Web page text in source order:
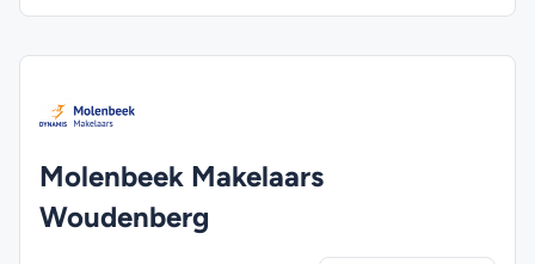
Molenbeek Makelaars
Woudenberg